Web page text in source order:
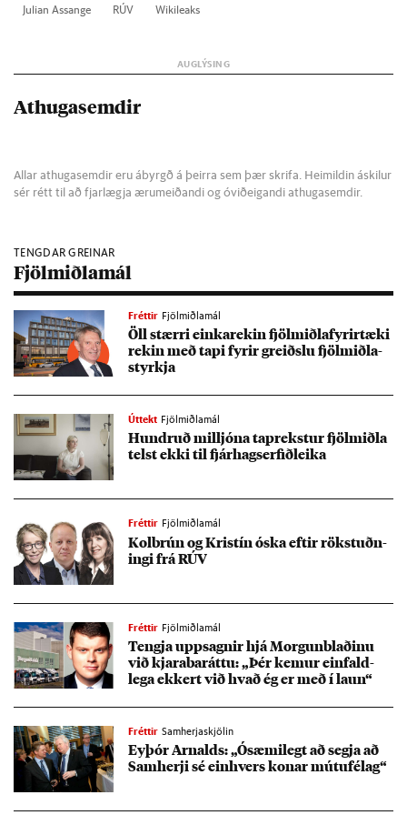
Ju­li­an Assange RÚV Wiki­leaks
Athugasemdir
Allar athugasemdir eru ábyrgð á þeirra sem þær skrifa. Heimildin áskilur
sér rétt til að fjarlægja ærumeiðandi og óviðeigandi athugasemdir.
TENGDAR GREINAR
Fjölmiðlamál
Fréttir Fjölmiðlamál
Öll stærri einka­rek­in fjöl­miðla­fyr­ir­tæki
rek­in með tapi fyr­ir greiðslu fjöl­miðla­
styrkja
Úttekt Fjölmiðlamál
Hundruð millj­óna ta­prekst­ur fjöl­miðla
telst ekki til fjár­hagserf­ið­leika
Fréttir Fjölmiðlamál
Kol­brún og Krist­ín óska eft­ir rök­stuðn­
ingi frá RÚV
Fréttir Fjölmiðlamál
Tengja upp­sagn­ir hjá Morg­un­blað­inu
við kjara­bar­áttu: „Þér kem­ur ein­fald­
lega ekk­ert við hvað ég er með í laun“
Fréttir Samherjaskjölin
Ey­þór Arn­alds: „Ósæmi­legt að segja að
Sam­herji sé ein­hvers kon­ar mútu­fé­lag“